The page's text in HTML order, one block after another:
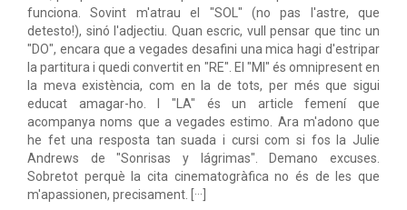
funciona. Sovint m'atrau el "SOL" (no pas l'astre, que
detesto!), sinó l'adjectiu. Quan escric, vull pensar que tinc un
"DO", encara que a vegades desafini una mica hagi d'estripar
la partitura i quedi convertit en "RE". El "MI" és omnipresent en
la meva existència, com en la de tots, per més que sigui
educat amagar-ho. I "LA" és un article femení que
acompanya noms que a vegades estimo. Ara m'adono que
he fet una resposta tan suada i cursi com si fos la Julie
Andrews de "Sonrisas y lágrimas". Demano excuses.
Sobretot perquè la cita cinematogràfica no és de les que
m'apassionen, precisament. [···]